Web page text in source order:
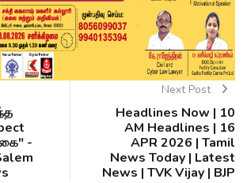
-
Next Post
Headlines Now | 10
AM Headlines | 16
APR 2026 | Tamil
News Today | Latest
News | TVK Vijay | BJP